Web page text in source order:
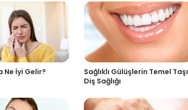
Ne İyi Gelir?
Sağlıklı Gülüşlerin Temel Taşı
Diş Sağlığı